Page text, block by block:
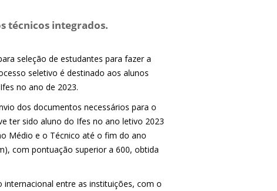
técnicos integrados.
seleção de estudantes para fazer a
seletivo é destinado aos alunos
no ano de 2023.
dos documentos necessários para o
ter sido aluno do Ifes no ano letivo 2023
Médio e o Técnico até o fim do ano
com pontuação superior a 600, obtida
entre as instituições, com o